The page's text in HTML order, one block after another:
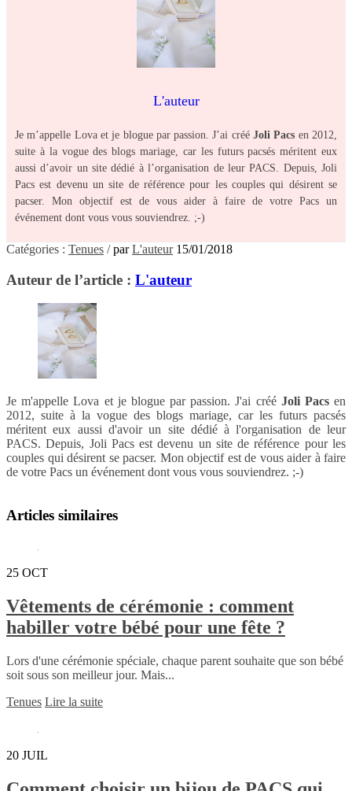
L'auteur
Je m’appelle Lova et je blogue par passion. J’ai crééJoli Pacs en 2012,
suite à la vogue des blogs mariage, car les futurs pacsés méritent eux
aussi d’avoir un site dédié à l’organisation de leur PACS. Depuis, Joli
Pacs est devenu un site de référence pour les couples qui désirent se
pacser. Mon objectif est de vous aider à faire de votre Pacs un
événement dont vous vous souviendrez. ;-)
Catégories : Tenues /parL'auteur 15/01/2018
Auteur de l’article : L'auteur
Je m'appelle Lova et je blogue par passion. J'ai créé Joli Pacsen
2012, suite à la vogue des blogs mariage, car les futurs pacsés
méritent eux aussi d'avoir un site dédié à l'organisation de leur
PACS. Depuis, Joli Pacs est devenu un site de référence pour les
couples qui désirent se pacser. Mon objectif est de vous aider à faire
de votre Pacs un événement dont vous vous souviendrez. ;-)
Articles similaires
25 OCT
Vêtements de cérémonie : comment
habiller votre bébé pour une fête ?
Lors d'une cérémonie spéciale, chaque parent souhaite que son bébé
soit sous son meilleur jour. Mais...
Tenues Lire la suite
20 JUIL